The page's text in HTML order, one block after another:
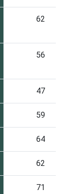
62
56
47
59
64
62
71